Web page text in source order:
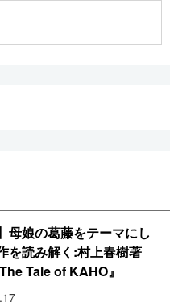
母娘の葛藤をテーマにし
を読み解く:村上春樹著
Tale of KAHO』